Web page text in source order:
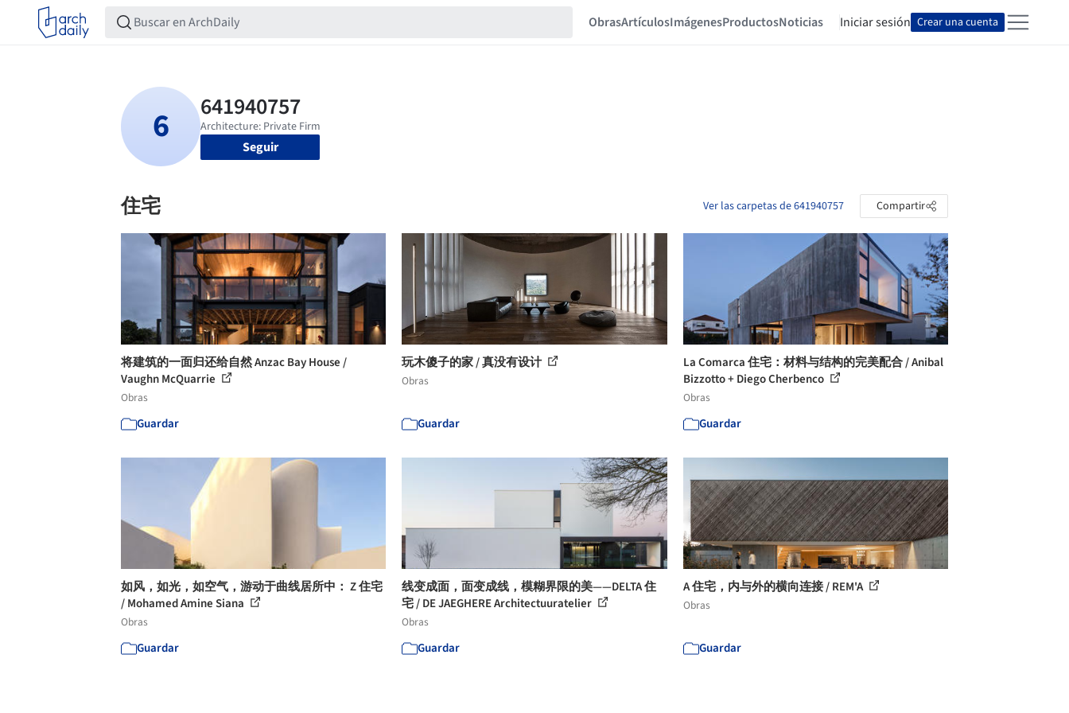
ObrasArtículosImágenesProductosNoticias Iniciar sesión Crear una cuenta
Seguir
住宅 Ver las carpetas de 641940757 Compartir
将建筑的一面归还给自然 Anzac Bay House /
Vaughn McQuarrie
Obras
Guardar
玩木傻子的家 / 真没有设计
Obras
Guardar
La Comarca 住宅：材料与结构的完美配合 / Anibal
Bizzotto + Diego Cherbenco
Obras
Guardar
如风，如光，如空气，游动于曲线居所中： Z 住宅
/ Mohamed Amine Siana
Obras
Guardar
线变成面，面变成线，模糊界限的美——DELTA 住
宅 / DE JAEGHERE Architectuuratelier
Obras
Guardar
A 住宅，内与外的横向连接 / REM'A
Obras
Guardar